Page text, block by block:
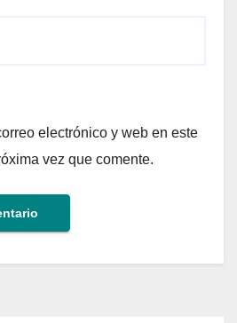
electrónico y web en este
vez que comente.